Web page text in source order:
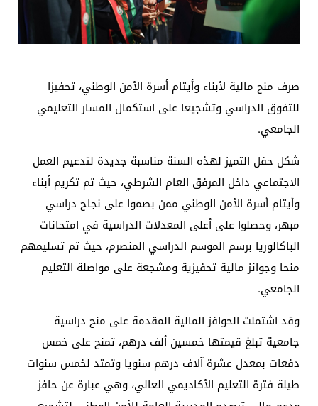
صرف منح مالية لأبناء وأيتام أسرة الأمن الوطني، تحفيزا
للتفوق الدراسي وتشجيعا على استكمال المسار التعليمي
الجامعي.
شكل حفل التميز لهذه السنة مناسبة جديدة لتدعيم العمل
الاجتماعي داخل المرفق العام الشرطي، حيث تم تكريم أبناء
وأيتام أسرة الأمن الوطني ممن بصموا على نجاح دراسي
مبهر، وحصلوا على أعلى المعدلات الدراسية في امتحانات
الباكالوريا برسم الموسم الدراسي المنصرم، حيث تم تسليمهم
منحا وجوائز مالية تحفيزية ومشجعة على مواصلة التعليم
الجامعي.
وقد اشتملت الحوافز المالية المقدمة على منح دراسية
جامعية تبلغ قيمتها خمسين ألف درهم، تمنح على خمس
دفعات بمعدل عشرة آلاف درهم سنويا وتمتد لخمس سنوات
طيلة فترة التعليم الأكاديمي العالي، وهي عبارة عن حافز